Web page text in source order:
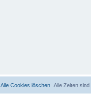
Alle Zeiten sind
Alle Cookies löschen